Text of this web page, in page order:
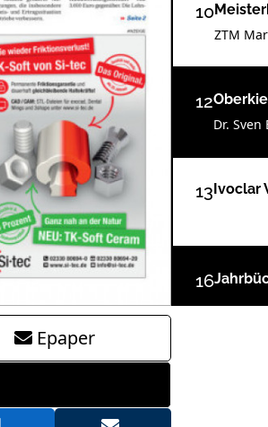
Epaper
10
ZTM
12
Dr. Sven
13Ivoclar
16